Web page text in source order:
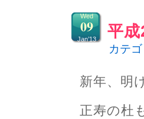
平
Wed
09
Jan’13
カテ
新年、明
正寿の杜